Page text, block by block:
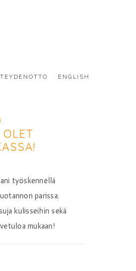
ENGLISH
työskennellä
parissa.
kulisseihin sekä
mukaan!